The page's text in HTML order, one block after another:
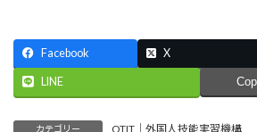
Facebook X
LINE
カテゴリー OTIT｜外国人技能実習機構